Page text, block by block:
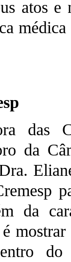
atos
das
da
da
do